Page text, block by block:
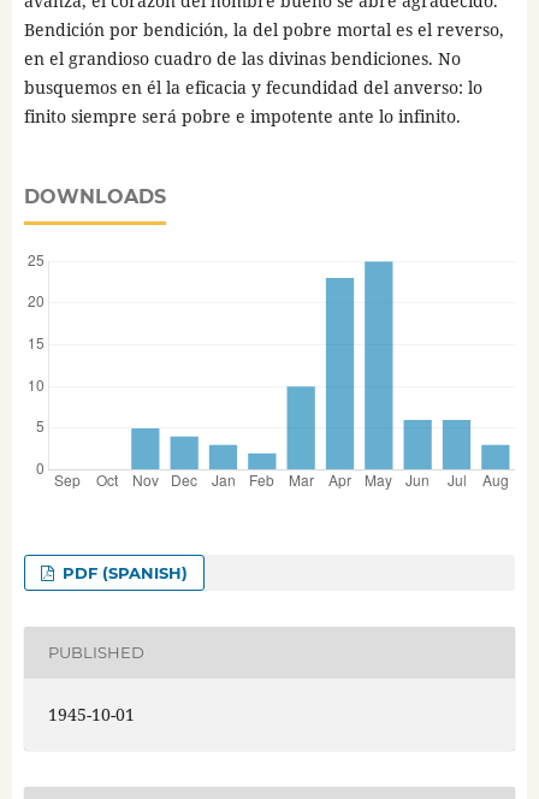
Bendición por bendición, la del pobre mortal es el reverso,
en el grandioso cuadro de las divinas bendiciones. No
busquemos en él la eficacia y fecundidad del anverso: lo
finito siempre será pobre e impotente ante lo infinito.
DOWNLOADS
PDF (SPANISH)
PUBLISHED
1945-10-01